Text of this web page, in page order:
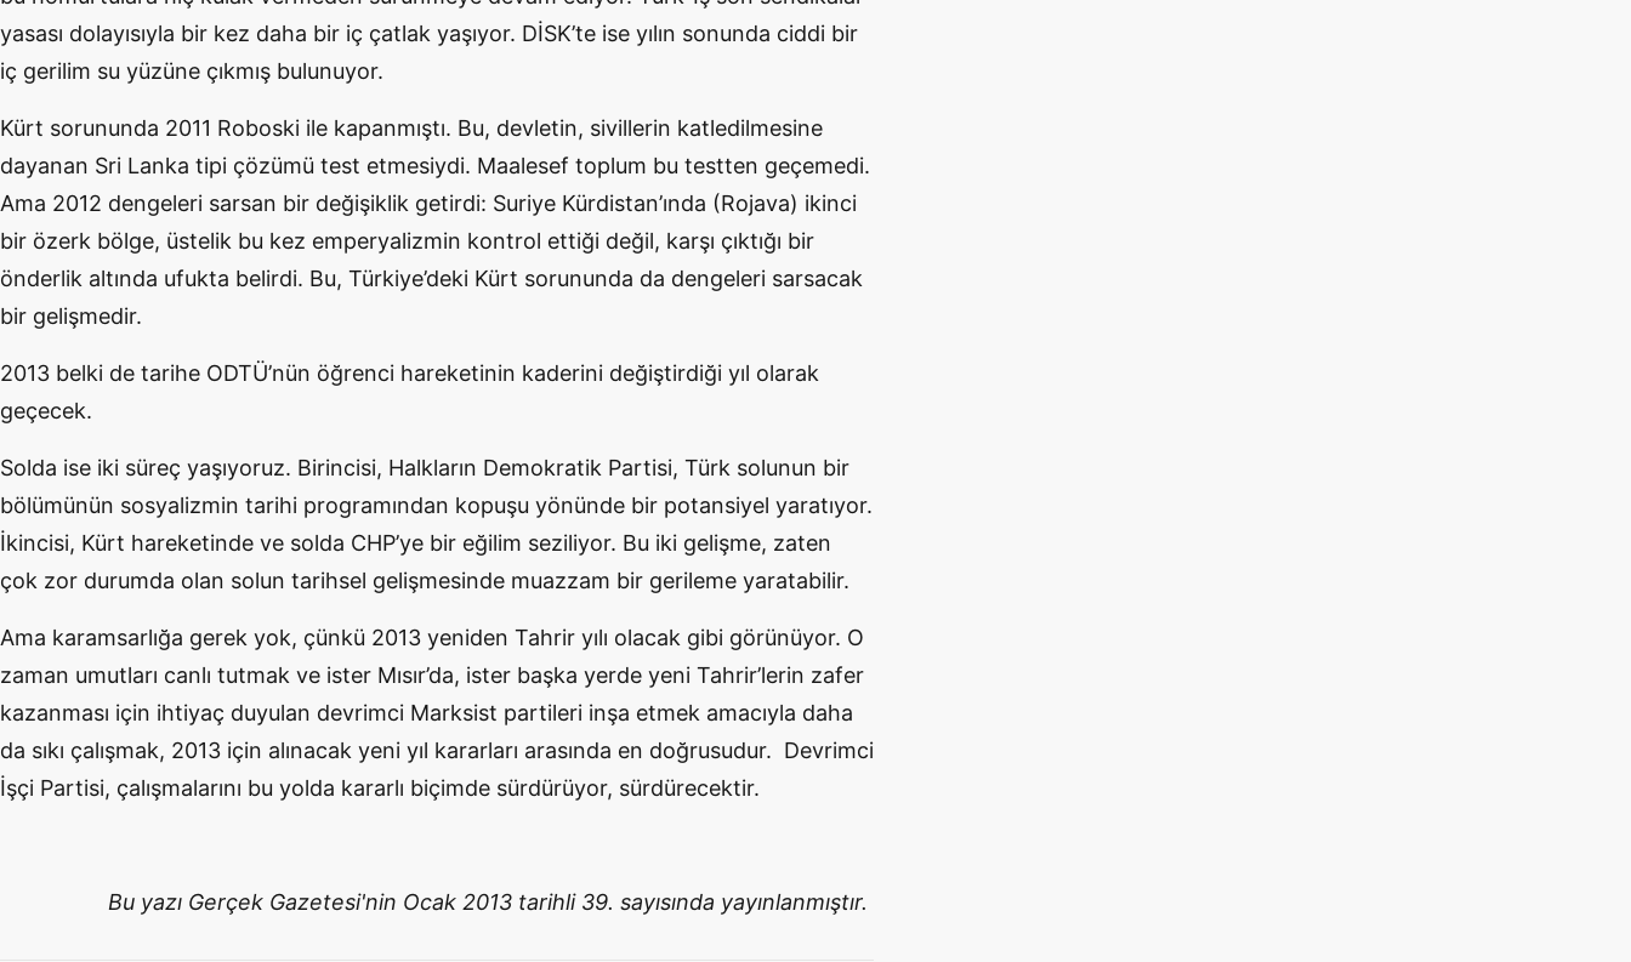
yasası dolayısıyla bir kez daha bir iç çatlak yaşıyor. DİSK’te ise yılın sonunda ciddi bir
iç gerilim su yüzüne çıkmış bulunuyor.
Kürt sorununda 2011 Roboski ile kapanmıştı. Bu, devletin, sivillerin katledilmesine
dayanan Sri Lanka tipi çözümü test etmesiydi. Maalesef toplum bu testten geçemedi.
Ama 2012 dengeleri sarsan bir değişiklik getirdi: Suriye Kürdistan’ında (Rojava) ikinci
bir özerk bölge, üstelik bu kez emperyalizmin kontrol ettiği değil, karşı çıktığı bir
önderlik altında ufukta belirdi. Bu, Türkiye’deki Kürt sorununda da dengeleri sarsacak
bir gelişmedir.
2013 belki de tarihe ODTÜ’nün öğrenci hareketinin kaderini değiştirdiği yıl olarak
geçecek.
Solda ise iki süreç yaşıyoruz. Birincisi, Halkların Demokratik Partisi, Türk solunun bir
bölümünün sosyalizmin tarihi programından kopuşu yönünde bir potansiyel yaratıyor.
İkincisi, Kürt hareketinde ve solda CHP’ye bir eğilim seziliyor. Bu iki gelişme, zaten
çok zor durumda olan solun tarihsel gelişmesinde muazzam bir gerileme yaratabilir.
Ama karamsarlığa gerek yok, çünkü 2013 yeniden Tahrir yılı olacak gibi görünüyor. O
zaman umutları canlı tutmak ve ister Mısır’da, ister başka yerde yeni Tahrir’lerin zafer
kazanması için ihtiyaç duyulan devrimci Marksist partileri inşa etmek amacıyla daha
da sıkı çalışmak, 2013 için alınacak yeni yıl kararları arasında en doğrusudur. Devrimci
İşçi Partisi, çalışmalarını bu yolda kararlı biçimde sürdürüyor, sürdürecektir.
Bu yazı Gerçek Gazetesi'nin Ocak 2013 tarihli 39. sayısında yayınlanmıştır.